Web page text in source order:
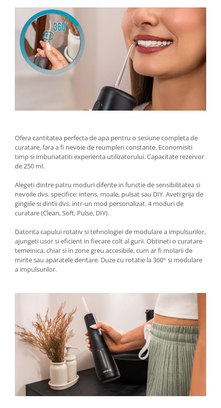
Ofera cantitatea perfecta de apa pentru o sesiune completa de
curatare, fara a fi nevoie de reumpleri constante. Economisiti
timp si imbunatatiti experienta utilizatorului. Capacitate rezervor
de 250 ml.
Alegeti dintre patru moduri diferite in functie de sensibilitatea si
nevoile dvs. specifice: intens, moale, pulsat sau DIY. Aveti grija de
gingiile si dintii dvs. intr-un mod personalizat. 4 moduri de
curatare (Clean, Soft, Pulse, DIY).
Datorita capului rotativ si tehnologiei de modulare a impulsurilor,
ajungeti usor si eficient in fiecare colt al gurii. Obtineti o curatare
temeinica, chiar si in zone greu accesibile, cum ar fi molarii de
minte sau aparatele dentare. Duze cu rotatie la 360° si modulare
a impulsurilor.